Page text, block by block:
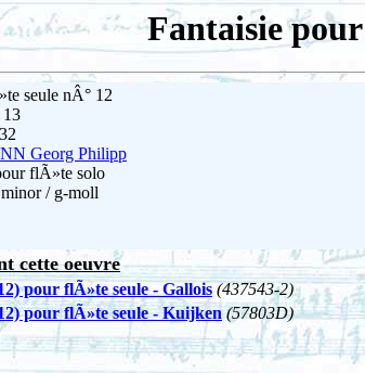
Fantaisie
seule nÂ° 12
Georg Philipp
flÃ»te solo
/ g-moll
cette oeuvre
pour flÃ»te seule - Gallois (437543-2)
pour flÃ»te seule - Kuijken (57803D)